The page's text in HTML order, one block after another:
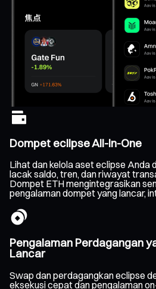
Dompet eclipse All-In-One
Lihat dan kelola aset eclipse Anda
lacak saldo, tren, dan riwayat
Dompet ETH mengintegrasikan
pengalaman dompet yang lancar,
Pengalaman Perdagangan
Lancar
Swap dan perdagangkan eclipse
eksekusi cepat dan pengalaman